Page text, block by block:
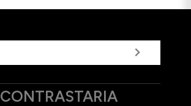
CONTRASTARIA